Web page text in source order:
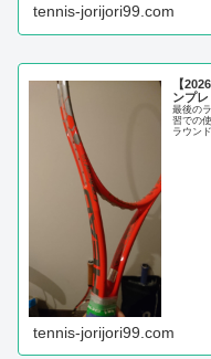
tennis-jorijori99.com
【
ンプ
最後の
習での
ラウン
tennis-jorijori99.com